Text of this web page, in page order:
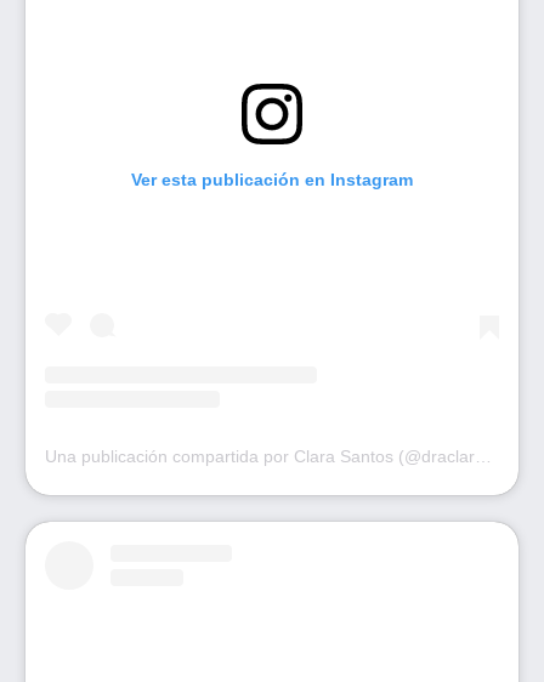
Ver esta publicación en Instagram
Una publicación compartida por Clara Santos (@draclarasantos)